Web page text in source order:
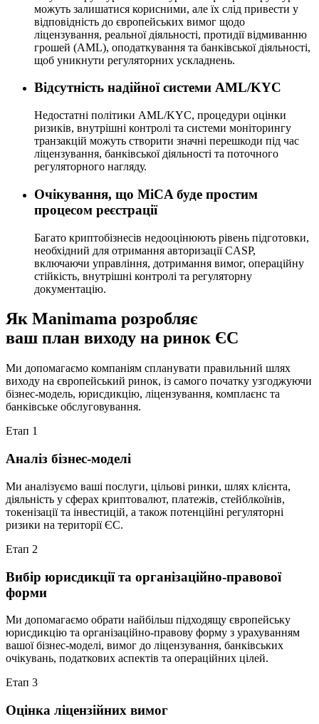
можуть залишатися корисними, але їх слід привести у
відповідність до європейських вимог щодо
ліцензування, реальної діяльності, протидії відмиванню
грошей (AML), оподаткування та банківської діяльності,
щоб уникнути регуляторних ускладнень.
Відсутність надійної системи AML/KYC
Недостатні політики AML/KYC, процедури оцінки
ризиків, внутрішні контролі та системи моніторингу
транзакцій можуть створити значні перешкоди під час
ліцензування, банківської діяльності та поточного
регуляторного нагляду.
Очікування, що MiCA буде простим
процесом реєстрації
Багато криптобізнесів недооцінюють рівень підготовки,
необхідний для отримання авторизації CASP,
включаючи управління, дотримання вимог, операційну
стійкість, внутрішні контролі та регуляторну
документацію.
Як Manimama розробляє
ваш план виходу на ринок ЄС
Ми допомагаємо компаніям спланувати правильний шлях
виходу на європейський ринок, із самого початку узгоджуючи
бізнес-модель, юрисдикцію, ліцензування, комплаєнс та
банківське обслуговування.
Етап 1
Аналіз бізнес-моделі
Ми аналізуємо ваші послуги, цільові ринки, шлях клієнта,
діяльність у сферах криптовалют, платежів, стейблкоїнів,
токенізації та інвестицій, а також потенційні регуляторні
ризики на території ЄС.
Етап 2
Вибір юрисдикції та організаційно-правової
форми
Ми допомагаємо обрати найбільш підходящу європейську
юрисдикцію та організаційно-правову форму з урахуванням
вашої бізнес-моделі, вимог до ліцензування, банківських
очікувань, податкових аспектів та операційних цілей.
Етап 3
Оцінка ліцензійних вимог